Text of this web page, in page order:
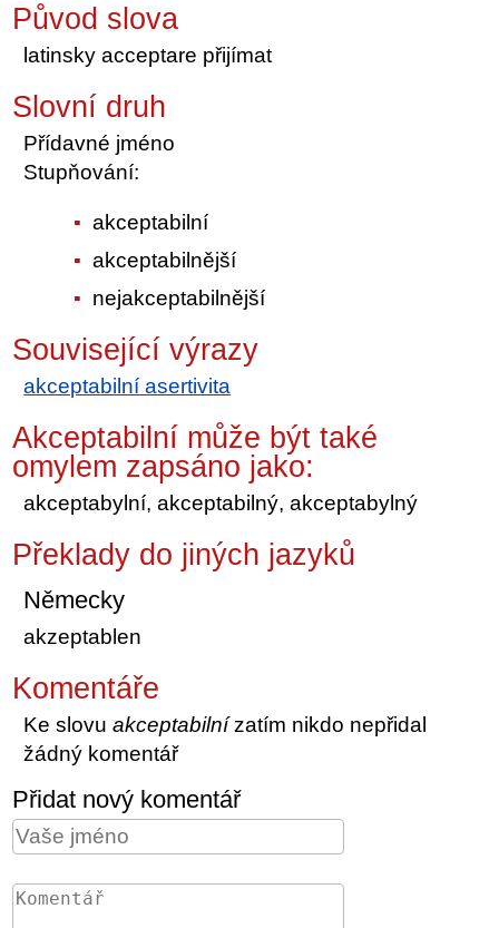
Původ slova
latinsky acceptare přijímat
Slovní druh
Přídavné jméno
Stupňování:
akceptabilní
akceptabilnější
nejakceptabilnější
Související výrazy
akceptabilní asertivita
Akceptabilní může být také
omylem zapsáno jako:
akceptabylní, akceptabilný, akceptabylný
Překlady do jiných jazyků
Německy
akzeptablen
Komentáře
Ke slovuakceptabilnízatím nikdo nepřidal
žádný komentář
Přidat nový komentář